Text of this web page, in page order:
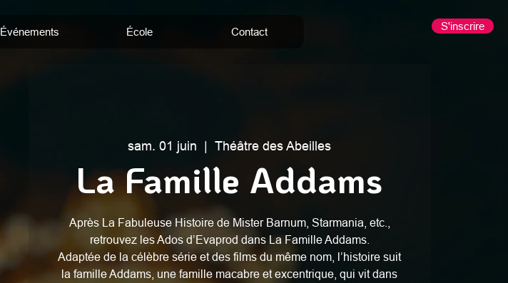
S'inscrire
Événements École Contact
sam. 01 juin
  |
Théâtre des Abeilles
La Famille Addams
Après La Fabuleuse Histoire de Mister Barnum, Starmania, etc.,
retrouvez les Ados d’Evaprod dans La Famille Addams.
Adaptée de la célèbre série et des films du même nom, l’histoire suit
la famille Addams, une famille macabre et excentrique, qui vit dans